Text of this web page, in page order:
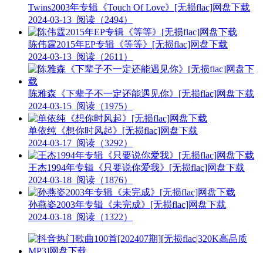
Twins2003年专辑《Touch Of Love》[无损flac]网盘下载
2024-03-13 阅读（2494）
陈伟霆2015年EP专辑《等等》[无损flac]网盘下载
2024-03-13 阅读（2611）
陈雅森《下辈子不一定还能遇见你》[无损flac]网盘下载
2024-03-15 阅读（1975）
单依纯《想你时风起》[无损flac]网盘下载
2024-03-17 阅读（3292）
王杰1994年专辑《只要说你爱我》[无损flac]网盘下载
2024-03-18 阅读（1876）
孙燕姿2003年专辑《未完成》[无损flac]网盘下载
2024-03-18 阅读（1322）